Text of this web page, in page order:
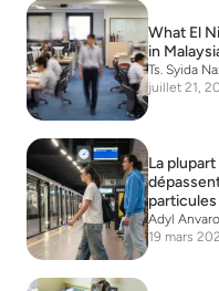
What El
in
Ts. Syida
juillet 21,
La
Adyl
19 mars